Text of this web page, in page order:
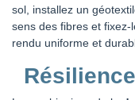
sol, installez un
sens des fibres et
rendu uniforme et